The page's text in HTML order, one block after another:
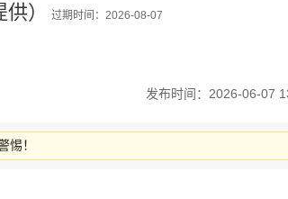
） 过期时间：2026-08-07
发布时间：2026-06-07
惕！